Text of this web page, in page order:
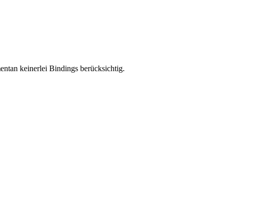
keinerlei Bindings berücksichtig.